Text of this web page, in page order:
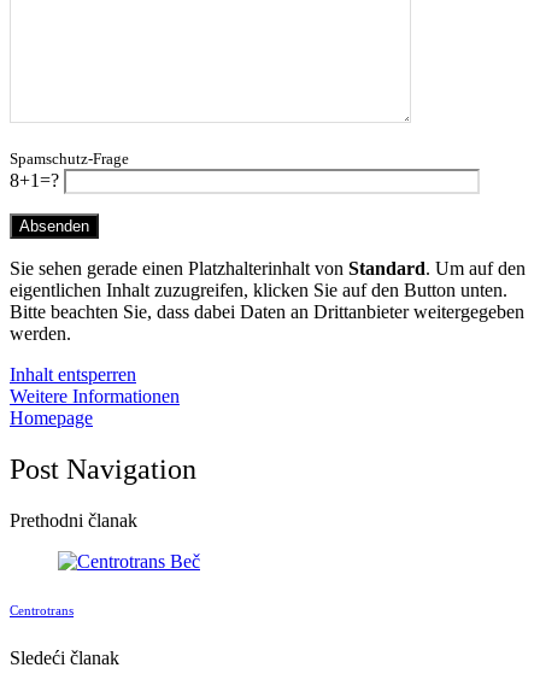
Spamschutz-Frage
8+1=?
Sie sehen gerade einen Platzhalterinhalt von Standard. Um auf den
eigentlichen Inhalt zuzugreifen, klicken Sie auf den Button unten.
Bitte beachten Sie, dass dabei Daten an Drittanbieter weitergegeben
werden.
Inhalt entsperren
Weitere Informationen
Homepage
Post Navigation
Prethodni članak
Centrotrans
Sledeći članak